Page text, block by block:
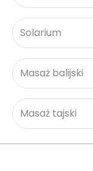
Solarium
Masaż balijski
Masaż tajski